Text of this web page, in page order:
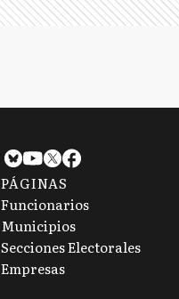
PÁGINAS
Funcionarios
Municipios
Secciones Electorales
Empresas